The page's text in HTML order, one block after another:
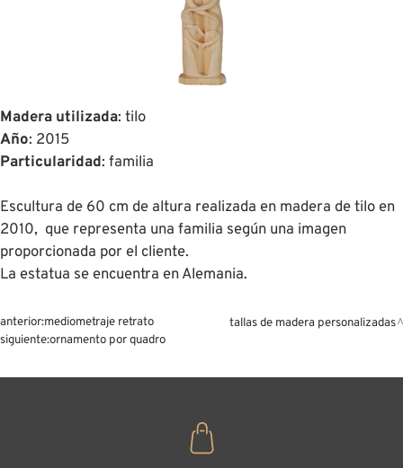
Madera utilizada: tilo
Año: 2015
Particularidad: familia
Escultura de 60 cm de altura realizada en madera de tilo en
2010, que representa una familia según una imagen
proporcionada por el cliente.
La estatua se encuentra en Alemania.
anterior:mediometraje retrato
siguiente:ornamento por quadro
tallas de madera personalizadas